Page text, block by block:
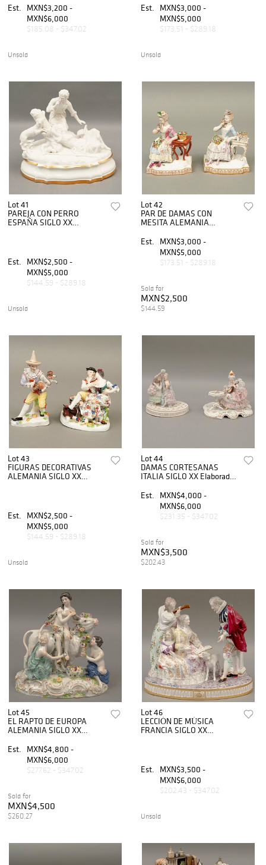
Sellada Capodimonte
Acabado gres 38 cm altura
Est.
MXN$3,200 -
MXN$6,000
$185.08 - $347.02
Unsold
porcelana policromada
Sellados inferiores Acabado
brillante Es...
Est.
MXN$3,000 -
MXN$5,000
$173.51 - $289.18
Unsold
Lot 41
PAREJA CON PERRO
ESPAÑA SIGLO XX
esmalte dor...
Est.
MXN$2,500 -
MXN$5,000
$144.59 - $289.18
Unsold
Lot 42
PAR DE DAMAS CON
MESITA ALEMANIA
Elaboradas en porcelana
policromada Selladas
Meissen Acabado brill...
Est.
MXN$3,000 -
MXN$5,000
$173.51 - $289.18
Sold for
MXN$2,500
$144.59
Lot 43
FIGURAS DECORATIVAS
ALEMANIA SIGLO XX
man...
Est.
MXN$2,500 -
MXN$5,000
$144.59 - $289.18
Unsold
Lot 44
DAMAS CORTESANAS
ITALIA SIGLO XX Elaboradas
Una sellada Capodimonte
Dresden 22 cm altura
Detall...
Est.
MXN$4,000 -
MXN$6,000
$231.35 - $347.02
Sold for
MXN$3,500
$202.43
Lot 45
EL RAPTO DE EUROPA
ALEMANIA SIGLO XX
policromada Sellado ilegible
Dresden (?) 20 cm altura
Detall...
Est.
MXN$4,800 -
MXN$6,000
$277.62 - $347.02
Sold for
MXN$4,500
$260.27
Lot 46
LECCIÓN DE MÚSICA
FRANCIA SIGLO XX
Detalles de conservac...
Est.
MXN$3,500 -
MXN$6,000
$202.43 - $347.02
Unsold